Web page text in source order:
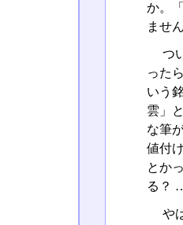
か。
ませ
つ
った
いう
雲」
な筆
値付
とか
る？
や